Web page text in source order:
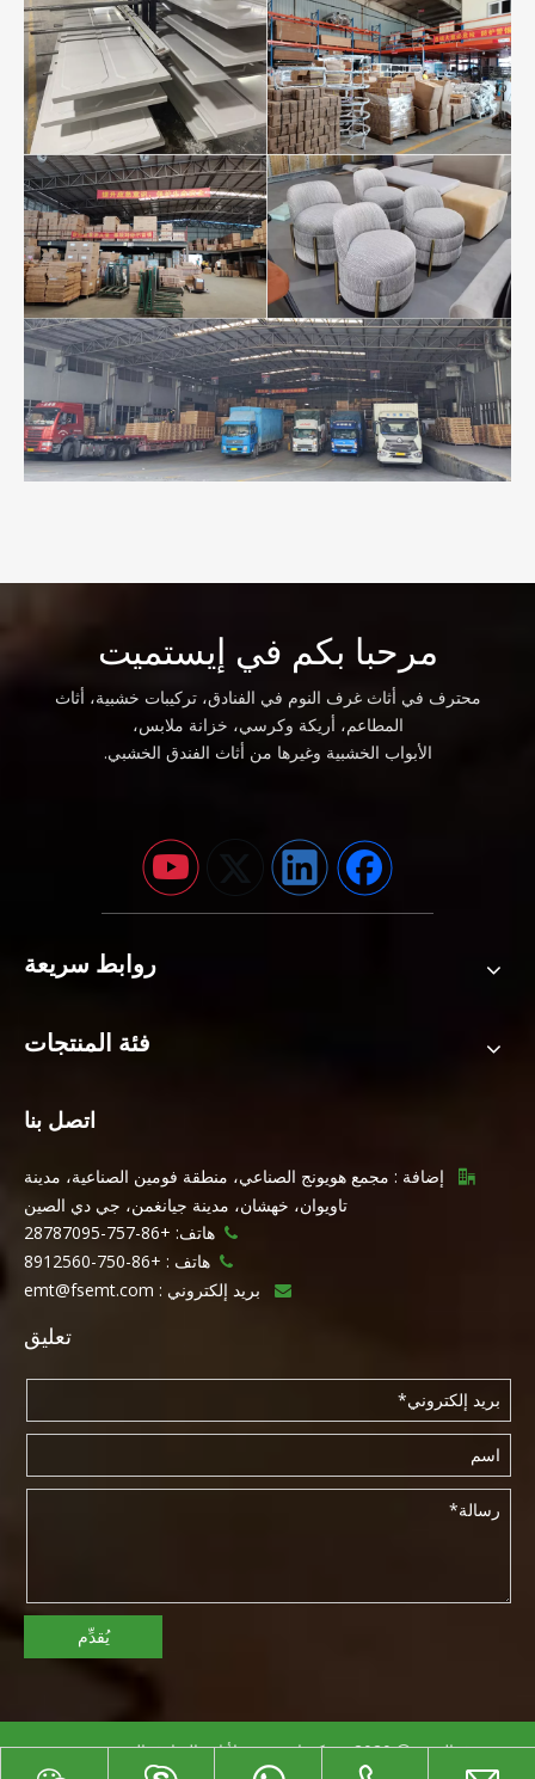
مرحبا بكم في إيستميت
محترف في أثاث غرف النوم في الفنادق، تركيبات خشبية، أثاث
المطاعم، أريكة وكرسي، خزانة ملابس،
الأبواب الخشبية وغيرها من أثاث الفندق الخشبي.
روابط سريعة
فئة المنتجات
اتصل بنا

إضافة : مجمع هويونج الصناعي، منطقة فومين الصناعية، مدينة
تاويوان، خهشان، مدينة جيانغمن، جي دي الصين
 هاتف: +86-757-28787095
 هاتف : +86-750-8912560
 بريد إلكتروني : emt@fsemt.com
تعليق
يُقدِّم
حقوق النشر
2020 شركة إيستميت لأثاث الفنادق المحدودة.تصميم